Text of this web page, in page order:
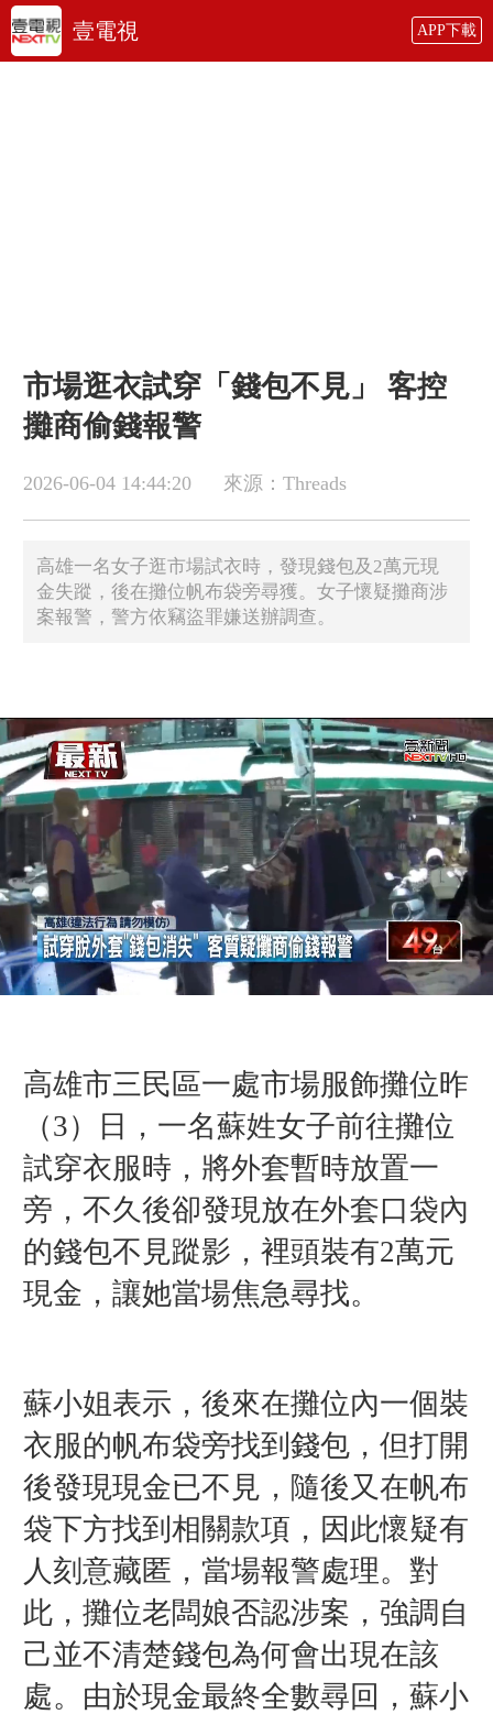
壹電視 APP下載
市場逛衣試穿「錢包不見」 客控
攤商偷錢報警
2026-06-04 14:44:20 來源：Threads
高雄一名女子逛市場試衣時，發現錢包及2萬元現
金失蹤，後在攤位帆布袋旁尋獲。女子懷疑攤商涉
案報警，警方依竊盜罪嫌送辦調查。
高雄市三民區一處市場服飾攤位昨
（3）日，一名蘇姓女子前往攤位
試穿衣服時，將外套暫時放置一
旁，不久後卻發現放在外套口袋內
的錢包不見蹤影，裡頭裝有2萬元
現金，讓她當場焦急尋找。
蘇小姐表示，後來在攤位內一個裝
衣服的帆布袋旁找到錢包，但打開
後發現現金已不見，隨後又在帆布
袋下方找到相關款項，因此懷疑有
人刻意藏匿，當場報警處理。對
此，攤位老闆娘否認涉案，強調自
己並不清楚錢包為何會出現在該
處。 由於現金最終全數尋回，蘇小